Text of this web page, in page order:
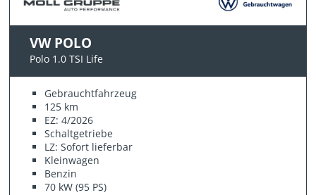
VW POLO
Polo 1.0 TSI Life
Gebrauchtfahrzeug
125 km
EZ: 4/2026
Schaltgetriebe
LZ: Sofort lieferbar
Kleinwagen
Benzin
70 kW (95 PS)